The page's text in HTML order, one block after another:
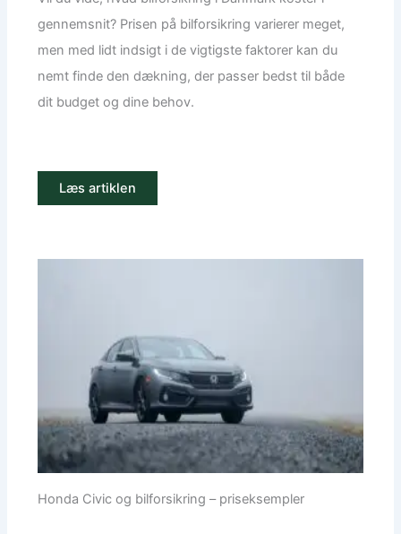
gennemsnit? Prisen på bilforsikring varierer meget,
men med lidt indsigt i de vigtigste faktorer kan du
nemt finde den dækning, der passer bedst til både
dit budget og dine behov.
Læs artiklen
Honda Civic og bilforsikring – priseksempler